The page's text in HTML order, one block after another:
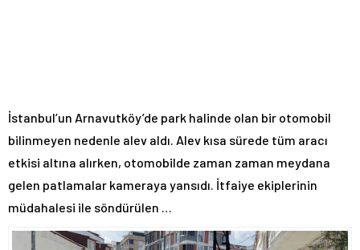
İstanbul’un Arnavutköy’de park halinde olan bir otomobil
bilinmeyen nedenle alev aldı. Alev kısa sürede tüm aracı
etkisi altına alırken, otomobilde zaman zaman meydana
gelen patlamalar kameraya yansıdı. İtfaiye ekiplerinin
müdahalesi ile söndürülen …